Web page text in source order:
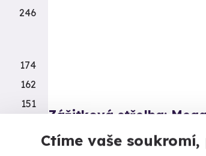
Ctíme vaše
Zážitková střelba:
zbraní
Nálož 130 nábojů z 24 různých zbraní!
246
174
162
151